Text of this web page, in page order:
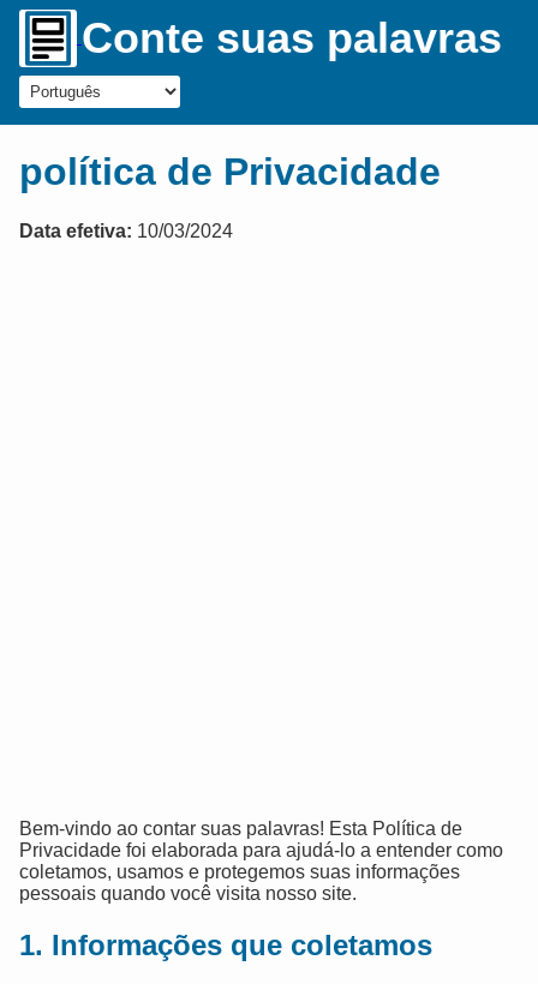
Conte suas palavras
política de Privacidade
Data efetiva: 10/03/2024
Bem-vindo ao contar suas palavras! Esta Política de
Privacidade foi elaborada para ajudá-lo a entender como
coletamos, usamos e protegemos suas informações
pessoais quando você visita nosso site.
1. Informações que coletamos